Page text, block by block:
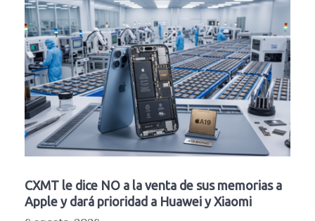
CXMT le dice NO a la venta de sus memorias a
Apple y dará prioridad a Huawei y Xiaomi